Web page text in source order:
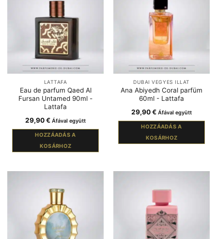
LATTAFA
Eau de parfum Qaed Al
Fursan Untamed 90ml -
Lattafa
29,90€ Áfával együtt
HOZZÁADÁS A
KOSÁRHOZ
DUBAI VEGYES ILLAT
Ana Abiyedh Coral parfüm
60ml - Lattafa
29,90€ Áfával együtt
HOZZÁADÁS A
KOSÁRHOZ